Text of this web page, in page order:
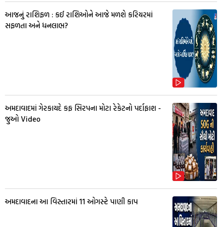
આજનું રાશિફળ : કઈ રાશિઓને આજે મળશે કરિયરમાં
સફળતા અને ધનલાભ?
અમદાવાદમાં ગેરકાયદે કફ સિરપના મોટા રેકેટનો પર્દાફાશ -
જુઓ Video
અમદાવાદના આ વિસ્તારમાં 11 ઓગસ્ટે પાણી કાપ